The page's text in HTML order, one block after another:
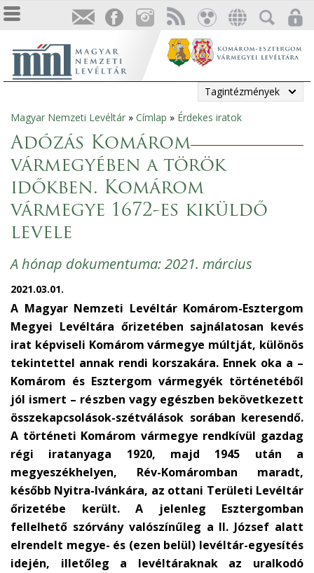
Tagintézmények
Jelenlegi
hely
Magyar Nemzeti Levéltár » Címlap » Érdekes iratok
Adózás Komárom
vármegyében a török
időkben. Komárom
vármegye 1672-es kiküldő
levele
A hónap dokumentuma: 2021. március
2021.03.01.
A Magyar Nemzeti Levéltár Komárom-Esztergom
Megyei Levéltára őrizetében sajnálatosan kevés
irat képviseli Komárom vármegye múltját, különös
tekintettel annak rendi korszakára. Ennek oka a –
Komárom és Esztergom vármegyék történetéből
jól ismert – részben vagy egészben bekövetkezett
összekapcsolások-szétválások sorában keresendő.
A történeti Komárom vármegye rendkívül gazdag
régi iratanyaga 1920, majd 1945 után a
megyeszékhelyen, Rév-Komáromban maradt,
később Nyitra-Ivánkára, az ottani Területi Levéltár
őrizetébe került. A jelenleg Esztergomban
fellelhető szórvány valószínűleg a II. József alatt
elrendelt megye- és (ezen belül) levéltár-egyesítés
idején, illetőleg a levéltáraknak az uralkodó